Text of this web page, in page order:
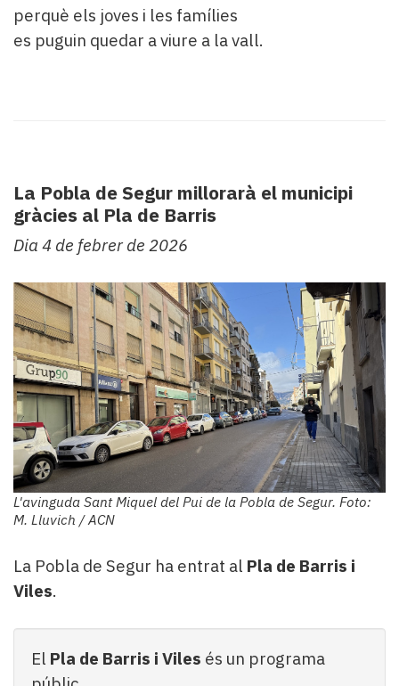
perquè els joves i les famílies
es puguin quedar a viure a la vall.
La Pobla de Segur millorarà el municipi
gràcies al Pla de Barris
Dia 4 de febrer de 2026
L'avinguda Sant Miquel del Pui de la Pobla de Segur. Foto:
M. Lluvich / ACN
La Pobla de Segur ha entrat al Pla de Barris i
Viles.
El Pla de Barris i Viles és un programa